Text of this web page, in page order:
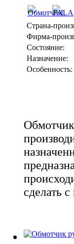
Страна-
Фирма-
Состояние:
Назначение:
Особенность:
сделать